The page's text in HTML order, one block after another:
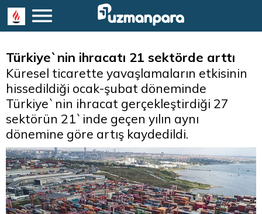
Türkiye`nin ihracatı 21 sektörde arttı
Küresel ticarette yavaşlamaların etkisinin
hissedildiği ocak-şubat döneminde
Türkiye`nin ihracat gerçekleştirdiği 27
sektörün 21`inde geçen yılın aynı
dönemine göre artış kaydedildi.